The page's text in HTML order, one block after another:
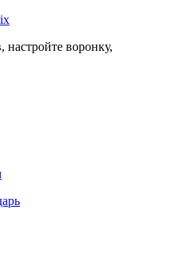
настройте воронку,